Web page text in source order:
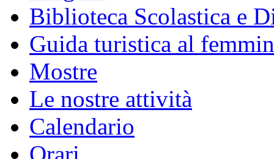
Biblioteca Scolastica e
Guida turistica al
Mostre
Le nostre attività
Calendario